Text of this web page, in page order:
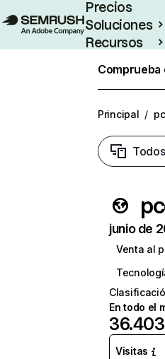
Precios
Soluciones
Recursos
Principal /
junio de
Venta al
En todo el
36.403
Visitas